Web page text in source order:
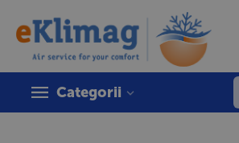
Categorii